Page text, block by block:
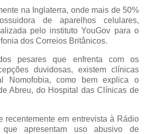
na Inglaterra, onde mais de 50%
de aparelhos celulares,
pelo instituto YouGov para o
dos Correios Britânicos.
pesares que enfrenta com os
duvidosas, existem clínicas
Nomofobia, como bem explica o
Abreu, do Hospital das Clínicas de
recentemente em entrevista à Rádio
apresentam uso abusivo de